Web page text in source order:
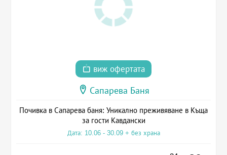
виж офертата
Сапарева Баня
Почивка в Сапарева баня: Уникално преживяване в Къща
за гости Кавдански
Дата: 10.06 - 30.09 + без храна